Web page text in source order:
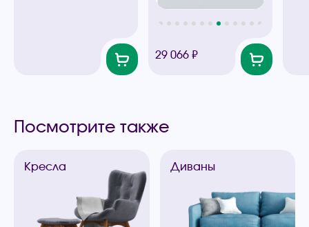
29 066 ₽
Посмотрите также
Кресла Диваны